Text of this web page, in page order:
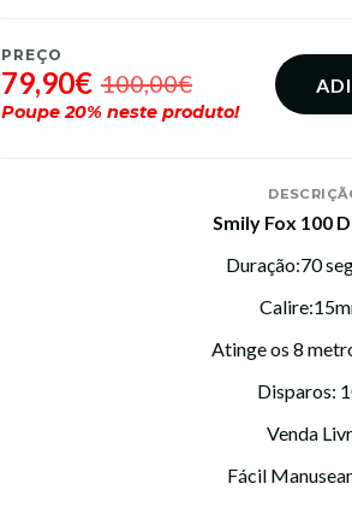
PREÇO
79,90€ 100,00€
Poupe20% neste produto!
Smily Fox 100
Duração:70
Atinge os 8
Disparos:
Venda
Fácil